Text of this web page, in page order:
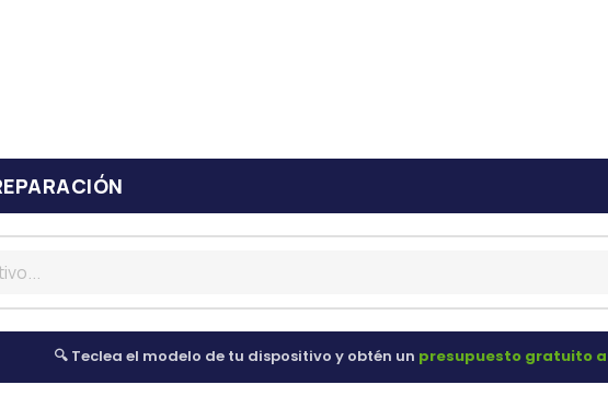
🔍 Teclea el modelo de tu dispositivo y obtén un presupuesto gratuito